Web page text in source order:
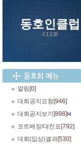
동호인클럽
CLUB
알림 [0]
대회공지요청 [946]
대회공지보기 [898]
코트배정/대진표 [792]
대회(입상)결과[530]